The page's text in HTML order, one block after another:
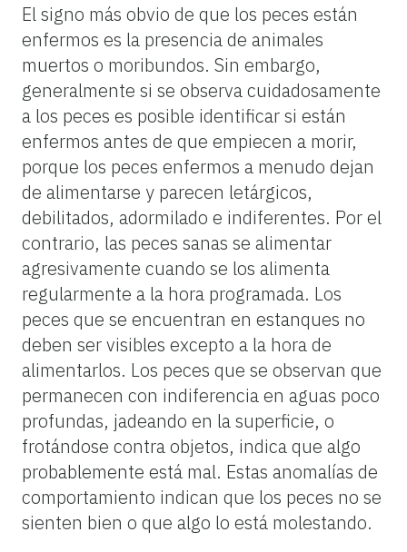
El signo más obvio de que los peces están
enfermos es la presencia de animales
muertos o moribundos. Sin embargo,
generalmente si se observa cuidadosamente
a los peces es posible identificar si están
enfermos antes de que empiecen a morir,
porque los peces enfermos a menudo dejan
de alimentarse y parecen letárgicos,
debilitados, adormilado e indiferentes. Por el
contrario, las peces sanas se alimentar
agresivamente cuando se los alimenta
regularmente a la hora programada. Los
peces que se encuentran en estanques no
deben ser visibles excepto a la hora de
alimentarlos. Los peces que se observan que
permanecen con indiferencia en aguas poco
profundas, jadeando en la superficie, o
frotándose contra objetos, indica que algo
probablemente está mal. Estas anomalías de
comportamiento indican que los peces no se
sienten bien o que algo lo está molestando.